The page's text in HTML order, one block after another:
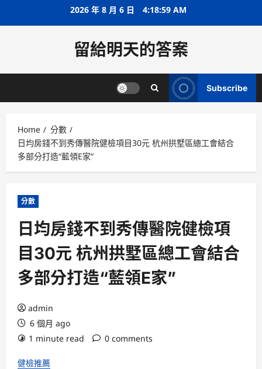
2026 年 8 月 6 日 4:18:59 AM
留給明天的答案
Subscribe
Home
分數
日均房錢不到秀傳醫院健檢項目30元 杭州拱墅區總工會結合
多部分打造“藍領E家”
分數
日均房錢不到秀傳醫院健檢項
目30元 杭州拱墅區總工會結合
多部分打造“藍領E家”
admin
6 個月 ago
1 minute read
0 comments
健檢推薦